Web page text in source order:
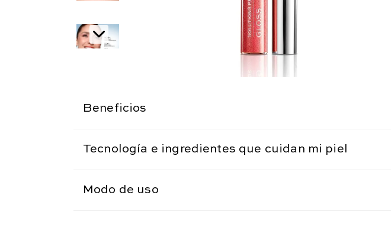
Beneficios
Tecnología e ingredientes que cuidan mi piel
Modo de uso